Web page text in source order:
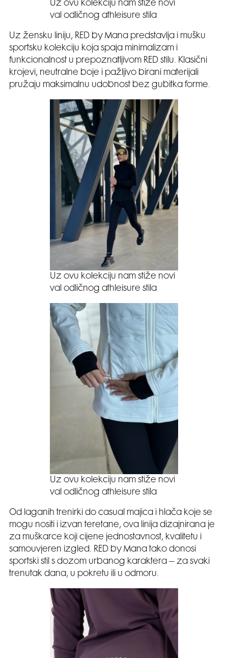
Uz ovu kolekciju nam stiže novi
val odličnog athleisure stila
Uz žensku liniju, RED by Mana predstavlja i mušku
sportsku kolekciju koja spaja minimalizam i
funkcionalnost u prepoznatljivom RED stilu. Klasični
krojevi, neutralne boje i pažljivo birani materijali
pružaju maksimalnu udobnost bez gubitka forme.
Uz ovu kolekciju nam stiže novi
val odličnog athleisure stila
Uz ovu kolekciju nam stiže novi
val odličnog athleisure stila
Od laganih trenirki do casual majica i hlača koje se
mogu nositi i izvan teretane, ova linija dizajnirana je
za muškarce koji cijene jednostavnost, kvalitetu i
samouvjeren izgled. RED by Mana tako donosi
sportski stil s dozom urbanog karaktera – za svaki
trenutak dana, u pokretu ili u odmoru.